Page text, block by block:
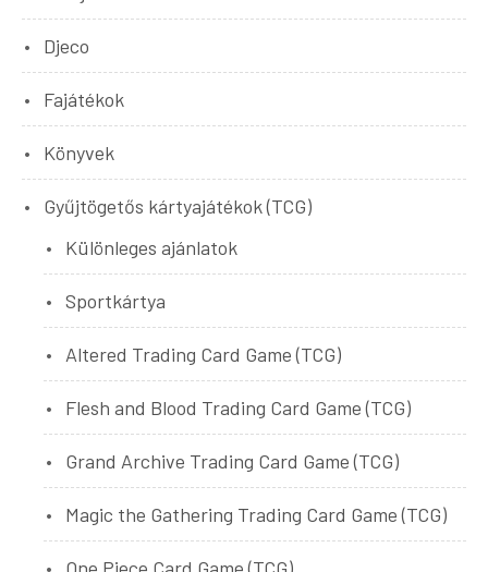
Djeco
Fajátékok
Könyvek
Gyűjtögetős kártyajátékok (TCG)
Különleges ajánlatok
Sportkártya
Altered Trading Card Game (TCG)
Flesh and Blood Trading Card Game (TCG)
Grand Archive Trading Card Game (TCG)
Magic the Gathering Trading Card Game (TCG)